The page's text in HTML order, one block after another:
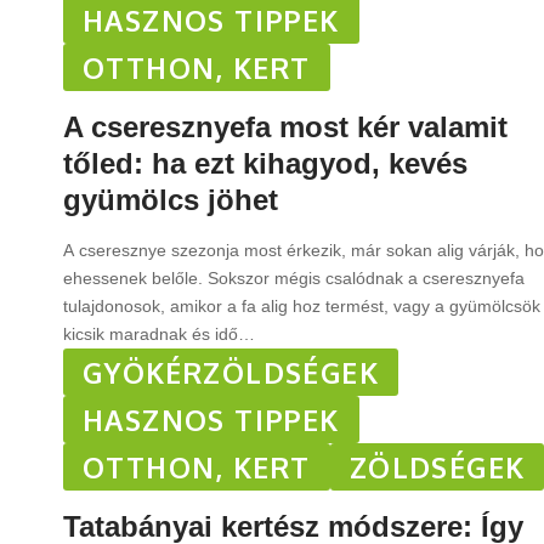
HASZNOS TIPPEK
OTTHON, KERT
A cseresznyefa most kér valamit
tőled: ha ezt kihagyod, kevés
gyümölcs jöhet
A cseresznye szezonja most érkezik, már sokan alig várják,
ehessenek belőle. Sokszor mégis csalódnak a cseresznyefa
tulajdonosok, amikor a fa alig hoz termést, vagy a gyümölcsök
kicsik maradnak és idő
GYÖKÉRZÖLDSÉGEK
HASZNOS TIPPEK
OTTHON, KERT
ZÖLDSÉGEK
Tatabányai kertész módszere: Így